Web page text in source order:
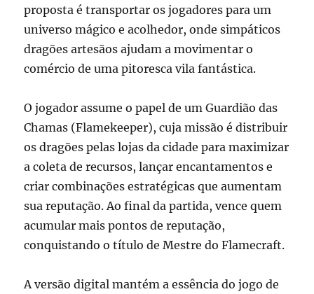
proposta é transportar os jogadores para um
universo mágico e acolhedor, onde simpáticos
dragões artesãos ajudam a movimentar o
comércio de uma pitoresca vila fantástica.
O jogador assume o papel de um Guardião das
Chamas (Flamekeeper), cuja missão é distribuir
os dragões pelas lojas da cidade para maximizar
a coleta de recursos, lançar encantamentos e
criar combinações estratégicas que aumentam
sua reputação. Ao final da partida, vence quem
acumular mais pontos de reputação,
conquistando o título de Mestre do Flamecraft.
A versão digital mantém a essência do jogo de